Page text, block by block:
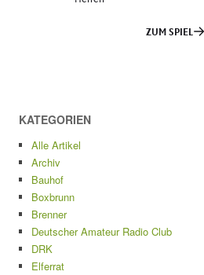
KATEGORIEN
Alle Artikel
Archiv
Bauhof
Boxbrunn
Brenner
Deutscher Amateur Radio Club
DRK
Elferrat